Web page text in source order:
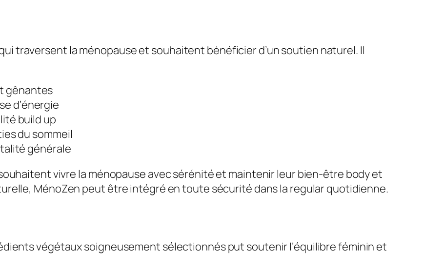
traversent la ménopause et souhaitent bénéficier d’un soutien naturel. Il
gênantes
d’énergie
build up
du sommeil
générale
vivre la ménopause avec sérénité et maintenir leur bien-être body et
MénoZen peut être intégré en toute sécurité dans la regular quotidienne.
végétaux soigneusement sélectionnés put soutenir l’équilibre féminin et